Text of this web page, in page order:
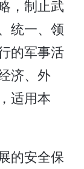
，制止武
统一、领
的军事活
济、外
适用本
的安全保